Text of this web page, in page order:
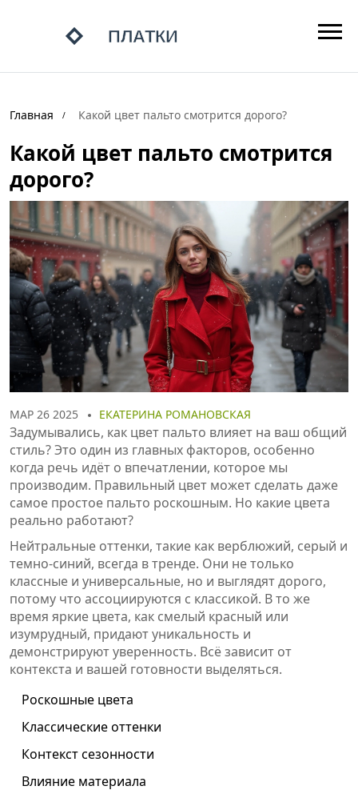
Главная Какой цвет пальто смотрится дорого?
Какой цвет пальто смотрится
дорого?
МАР 26 2025 ЕКАТЕРИНА РОМАНОВСКАЯ
Задумывались, как цвет пальто влияет на ваш общий
стиль? Это один из главных факторов, особенно
когда речь идёт о впечатлении, которое мы
производим. Правильный цвет может сделать даже
самое простое пальто роскошным. Но какие цвета
реально работают?
Нейтральные оттенки, такие как верблюжий, серый и
темно-синий, всегда в тренде. Они не только
классные и универсальные, но и выглядят дорого,
потому что ассоциируются с классикой. В то же
время яркие цвета, как смелый красный или
изумрудный, придают уникальность и
демонстрируют уверенность. Всё зависит от
контекста и вашей готовности выделяться.
Роскошные цвета
Классические оттенки
Контекст сезонности
Влияние материала